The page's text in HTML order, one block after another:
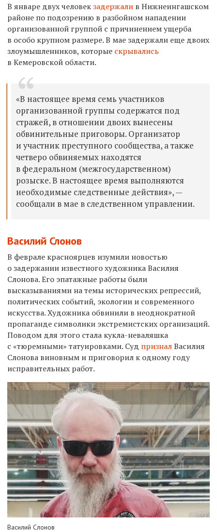
В январе двух человекзадержали в Нижнеингашском
районе по подозрению в разбойном нападении
организованной группой с причинением ущерба
в особо крупном размере. В мае задержали еще двоих
злоумышленников, которые скрывались
в Кемеровской области.
«В настоящее время семь участников
организованной группы содержатся под
стражей, в отношении двоих вынесены
обвинительные приговоры. Организатор
и участник преступного сообщества, а также
четверо обвиняемых находятся
в федеральном (межгосударственном)
розыске. В настоящее время выполняются
необходимые следственные действия», —
сообщали в мае в следственном управлении.
Василий Слонов
В феврале красноярцев изумили новостью
о задержании известного художника Василия
Слонова. Его эпатажные работы были
высказываниями на темы исторических репрессий,
политических событий, экологии и современного
искусства. Художника обвинили в неоднократной
пропаганде символики экстремистских организаций.
Поводом для этого стала кукла-неваляшка
с «тюремными» татуировками. Суд призналВасилия
Слонова виновным и приговорил к одному году
исправительных работ.
Василий Слонов